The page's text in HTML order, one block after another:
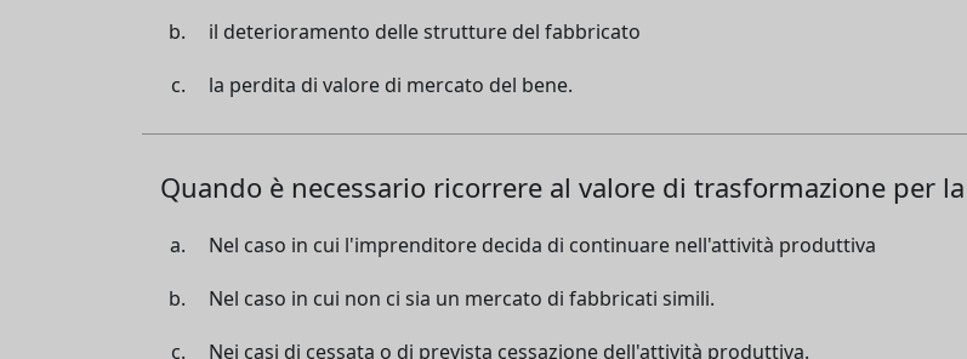
il deterioramento delle strutture del fabbricato
la perdita di valore di mercato del bene.
Quando è necessario ricorrere al valore di trasformazione per
Nel caso in cui l'imprenditore decida di continuare nell'attività produttiva
Nel caso in cui non ci sia un mercato di fabbricati simili.
Nei casi di cessata o di prevista cessazione dell'attività produttiva.